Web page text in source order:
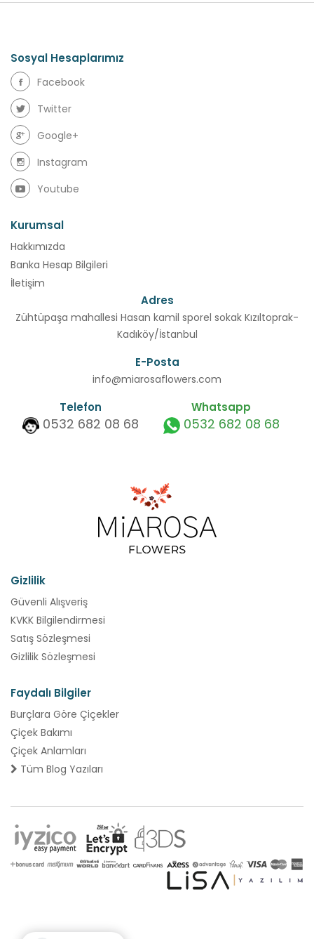
Sosyal Hesaplarımız
Facebook
Twitter
Google+
Instagram
Youtube
Kurumsal
Hakkımızda
Banka Hesap Bilgileri
İletişim
Adres
Zühtüpaşa mahallesi Hasan kamil sporel sokak Kızıltoprak-
Kadıköy/İstanbul
E-Posta
info@miarosaflowers.com
Telefon
0532 682 08 68
Whatsapp
0532 682 08 68
Gizlilik
Güvenli Alışveriş
KVKK Bilgilendirmesi
Satış Sözleşmesi
Gizlilik Sözleşmesi
Faydalı Bilgiler
Burçlara Göre Çiçekler
Çiçek Bakımı
Çiçek Anlamları
Tüm Blog Yazıları